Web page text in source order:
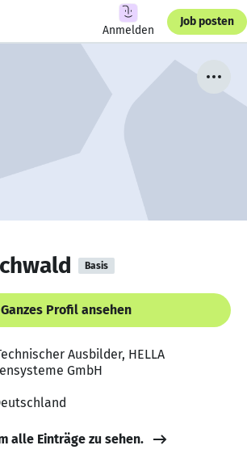
Anmelden
Job posten
Basis
Ganzes Profil ansehen
Ausbilder, HELLA
GmbH
alle Einträge zu sehen.